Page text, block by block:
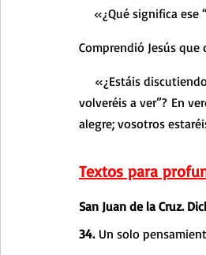
«¿Qué significa ese
Comprendió Jesús
«¿Estáis discutiendo
volveréis a ver”? En
alegre; vosotros
Textos para
San Juan de la Cruz.
34. Un solo